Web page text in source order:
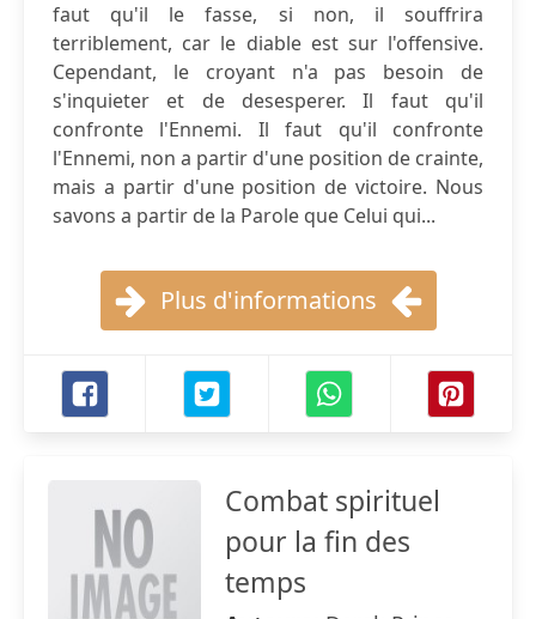
faut qu'il le fasse, si non, il souffrira
terriblement, car le diable est sur l'offensive.
Cependant, le croyant n'a pas besoin de
s'inquieter et de desesperer. Il faut qu'il
confronte l'Ennemi. Il faut qu'il confronte
l'Ennemi, non a partir d'une position de crainte,
mais a partir d'une position de victoire. Nous
savons a partir de la Parole que Celui qui...
Plus d'informations
Combat spirituel
pour la fin des
temps